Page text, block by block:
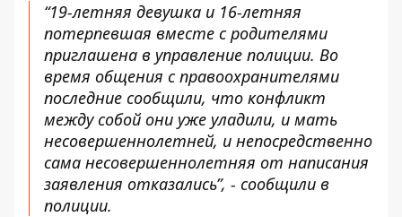
“19-летняя девушка и 16-летняя
потерпевшая вместе с родителями
приглашена в управление полиции. Во
время общения с правоохранителями
последние сообщили, что конфликт
между собой они уже уладили, и мать
несовершеннолетней, и непосредственно
сама несовершеннолетняя от написания
заявления отказались”, - сообщили в
полиции.